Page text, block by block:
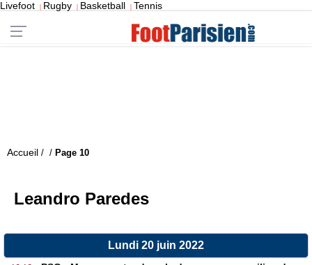
Livefoot | Rugby | Basketball | Tennis
Accueil / / Page 10
Leandro Paredes
Lundi 20 juin 2022